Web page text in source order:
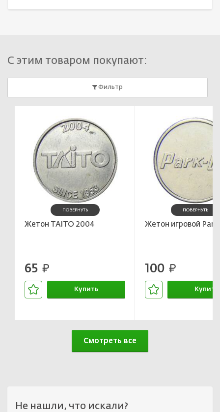
С этим товаром покупают:
Фильтр
ПОВЕРНУТЬ
Жетон TAITO 2004
65 руб.
Купить
ПОВЕРНУТЬ
Жетон игровой
100 руб.
Купить
Смотреть все
Не нашли, что искали?